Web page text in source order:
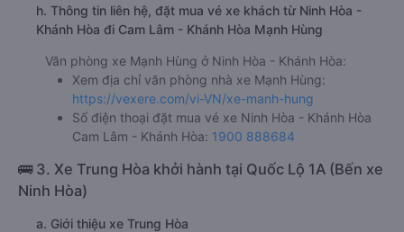
h. Thông tin liên hệ, đặt mua vé xe khách từ Ninh Hòa -
Khánh Hòa đi Cam Lâm - Khánh Hòa Mạnh Hùng
Văn phòng xe Mạnh Hùng ở Ninh Hòa - Khánh Hòa:
Xem địa chỉ văn phòng nhà xe Mạnh Hùng:
https://vexere.com/vi-VN/xe-manh-hung
Số điện thoại đặt mua vé xe Ninh Hòa - Khánh Hòa
Cam Lâm - Khánh Hòa: 1900 888684
🚌 3. Xe Trung Hòa khởi hành tại Quốc Lộ 1A (Bến xe
Ninh Hòa)
a. Giới thiệu xe Trung Hòa